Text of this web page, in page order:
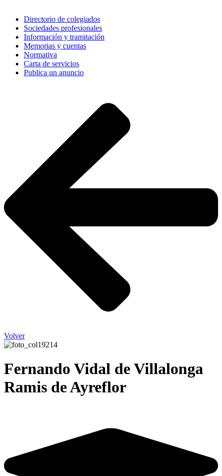
Directorio de colegiados
Sociedades profesionales
Información y tramitación
Memorias y cuentas
Normativa
Carta de servicios
Publica un anuncio
Volver
Fernando Vidal de Villalonga
Ramis de Ayreflor